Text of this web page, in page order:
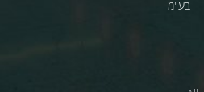
לחנות שלנו - לרכישה ברשת